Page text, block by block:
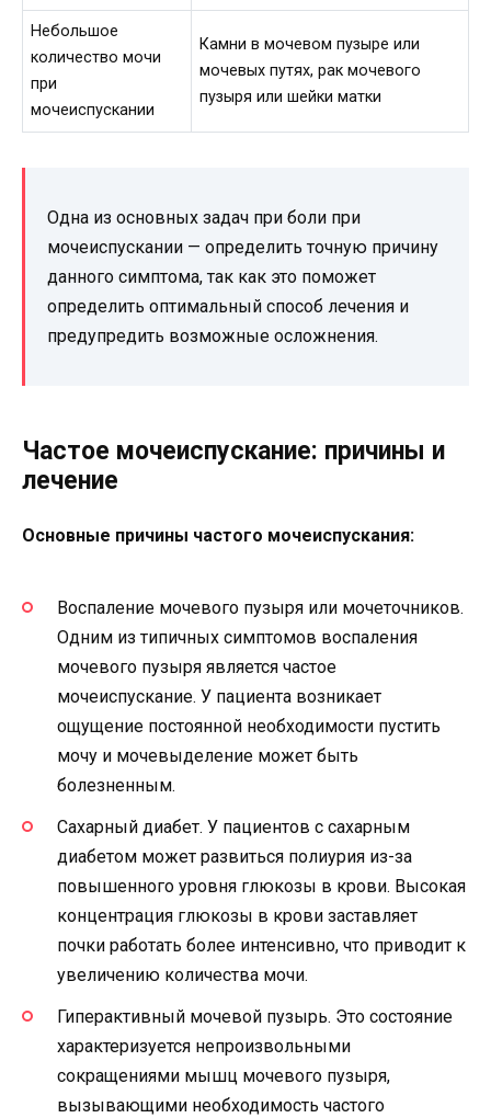
Небольшое
количество мочи
при
мочеиспускании
Камни в мочевом пузыре или
мочевых путях, рак мочевого
пузыря или шейки матки
Одна из основных задач при боли при
мочеиспускании — определить точную причину
данного симптома, так как это поможет
определить оптимальный способ лечения и
предупредить возможные осложнения.
Частое мочеиспускание: причины и
лечение
Основные причины частого мочеиспускания:
Воспаление мочевого пузыря или мочеточников.
Одним из типичных симптомов воспаления
мочевого пузыря является частое
мочеиспускание. У пациента возникает
ощущение постоянной необходимости пустить
мочу и мочевыделение может быть
болезненным.
Сахарный диабет. У пациентов с сахарным
диабетом может развиться полиурия из-за
повышенного уровня глюкозы в крови. Высокая
концентрация глюкозы в крови заставляет
почки работать более интенсивно, что приводит к
увеличению количества мочи.
Гиперактивный мочевой пузырь. Это состояние
характеризуется непроизвольными
сокращениями мышц мочевого пузыря,
вызывающими необходимость частого